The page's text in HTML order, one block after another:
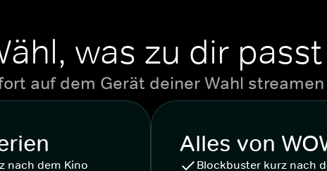
was zu dir passt
auf dem Gerät deiner Wahl streamen
nach dem Kino
Alles von
Blockbuster kurz nach